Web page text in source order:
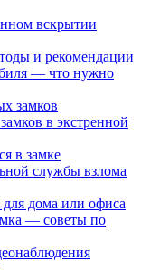
вскрытии
и рекомендации
— что нужно
замков
в экстренной
в замке
службы взлома
дома или офиса
— советы по